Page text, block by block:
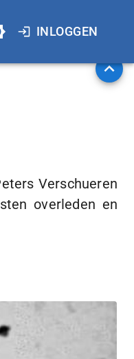
INLOGGEN
Verschueren
overleden en